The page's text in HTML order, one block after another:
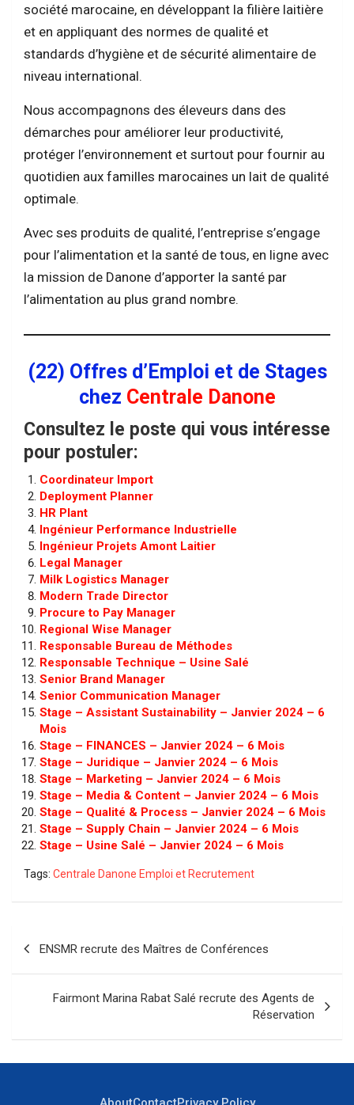
société marocaine, en développant la filière laitière
et en appliquant des normes de qualité et
standards d’hygiène et de sécurité alimentaire de
niveau international.
Nous accompagnons des éleveurs dans des
démarches pour améliorer leur productivité,
protéger l’environnement et surtout pour fournir au
quotidien aux familles marocaines un lait de qualité
optimale.
Avec ses produits de qualité, l’entreprise s’engage
pour l’alimentation et la santé de tous, en ligne avec
la mission de Danone d’apporter la santé par
l’alimentation au plus grand nombre.
(22) Offres d’Emploi et de Stages
chez Centrale Danone
Consultez le poste qui vous intéresse
pour postuler:
Coordinateur Import
Deployment Planner
HR Plant
Ingénieur Performance Industrielle
Ingénieur Projets Amont Laitier
Legal Manager
Milk Logistics Manager
Modern Trade Director
Procure to Pay Manager
Regional Wise Manager
Responsable Bureau de Méthodes
Responsable Technique – Usine Salé
Senior Brand Manager
Senior Communication Manager
Stage – Assistant Sustainability – Janvier 2024 – 6
Mois
Stage – FINANCES – Janvier 2024 – 6 Mois
Stage – Juridique – Janvier 2024 – 6 Mois
Stage – Marketing – Janvier 2024 – 6 Mois
Stage – Media & Content – Janvier 2024 – 6 Mois
Stage – Qualité & Process – Janvier 2024 – 6 Mois
Stage – Supply Chain – Janvier 2024 – 6 Mois
Stage – Usine Salé – Janvier 2024 – 6 Mois
Tags: Centrale Danone Emploi et Recrutement
ENSMR recrute des Maîtres de Conférences
Fairmont Marina Rabat Salé recrute des Agents de
Réservation